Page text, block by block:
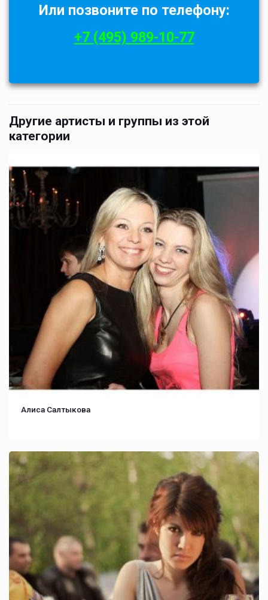
Или позвоните по телефону:
+7 (495) 989-10-77
Другие артисты и группы из этой
категории
Алиса Салтыкова